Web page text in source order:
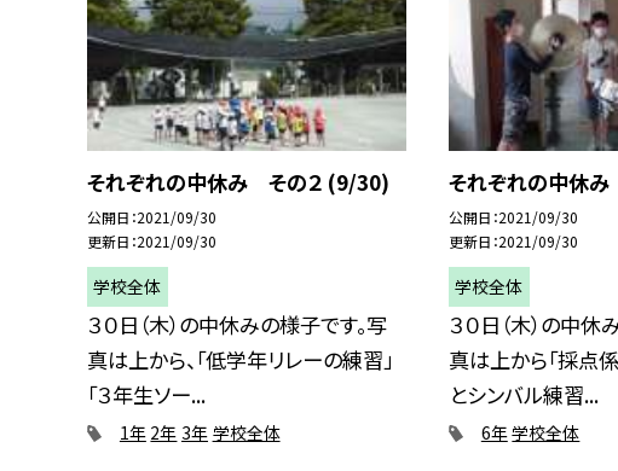
それぞれの中休み その２ (9/30)
公開日 2021/09/30
更新日 2021/09/30
学校全体
３０日（木）の中休みの様子です。写
真は上から、「低学年リレーの練習」
「３年生ソー...
1年 2年 3年 学校全体
それぞれの中休
公開日 2021/09/30
更新日 2021/09/30
学校全体
３０日（木）の中休
真は上から「採点
とシンバル練習...
6年学校全体